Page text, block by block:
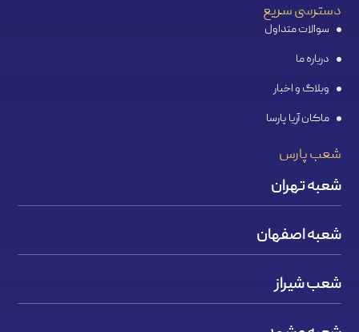
دسترسی سریع
سوالات متداول
درباره ما
وبلاگ و اخبار
ماکان آریا پارسا
شعب پارس
شعبه تهران
شعبه اصفهان
شعب شیراز